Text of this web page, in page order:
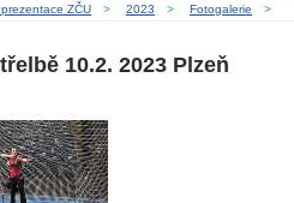
ZČU > 2023 > Fotogalerie >
10.2. 2023 Plzeň